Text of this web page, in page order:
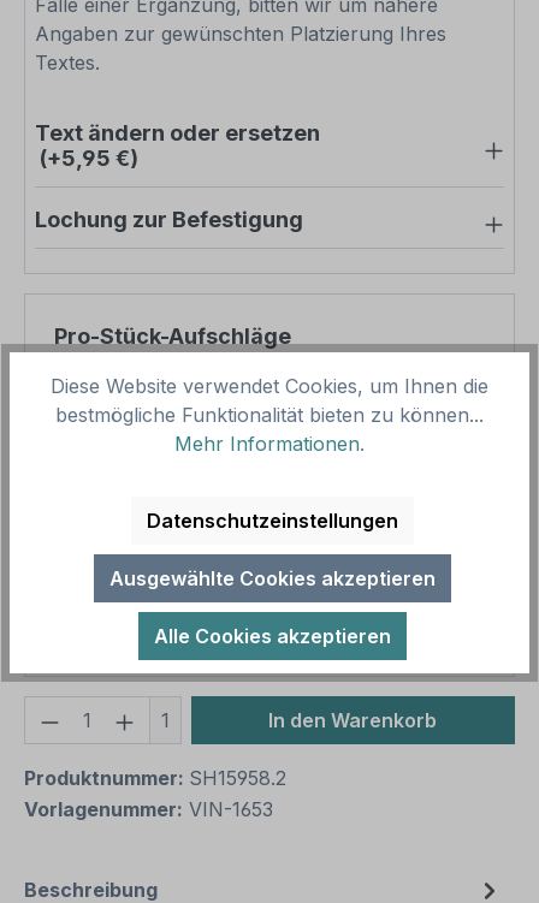
Falle einer Ergänzung, bitten wir um nähere
Angaben zur gewünschten Platzierung Ihres
Textes.
Text ändern oder ersetzen
(+5,95 €)
Lochung zur Befestigung
Pro-Stück-Aufschläge
Produktpreis
30,46 €
Zwischensumme
Gesamtpreis
30,46 €
Preise inkl. MwSt. zzgl. Versandkosten
Aufgrund von Neuberechnungen im Warenkorb sind
abweichende Endpreise möglich.
Produkt Anzahl: Gib den
1 In den Warenkorb
Produktnummer: SH15958.2
Vorlagenummer: VIN-1653
Beschreibung
Diese Website verwendet Cookies, um Ihnen die
bestmögliche Funktionalität bieten zu können...
Mehr Informationen.
Datenschutzeinstellungen
Ausgewählte Cookies akzeptieren
Alle Cookies akzeptieren